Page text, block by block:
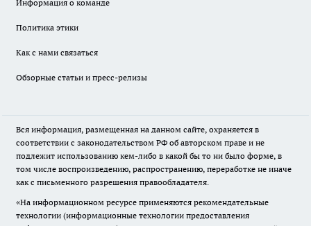
Информация о команде
Политика этики
Как с нами связаться
Обзорные статьи и пресс-релизы
Вся информация, размещенная на данном сайте, охраняется в
соответствии с законодательством РФ об авторском праве и не
подлежит использованию кем-либо в какой бы то ни было форме, в
том числе воспроизведению, распространению, переработке не иначе
как с письменного разрешения правообладателя.
«На информационном ресурсе применяются рекомендательные
технологии (информационные технологии предоставления